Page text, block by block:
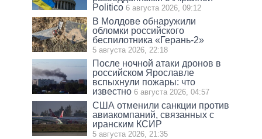
Politico 6 августа 2026, 09:12
В Молдове обнаружили
обломки российского
беспилотника «Герань-2»
5 августа 2026, 22:18
После ночной атаки дронов в
российском Ярославле
вспыхнули пожары: что
известно 6 августа 2026, 04:57
США отменили санкции против
авиакомпаний, связанных с
иранским КСИР
5 августа 2026, 21:35